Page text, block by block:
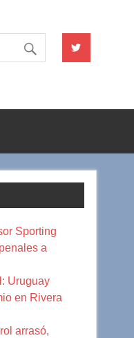
Sporting
a
Uruguay
en Rivera
arrasó,